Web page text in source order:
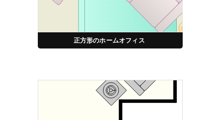
正方形のホームオフィス